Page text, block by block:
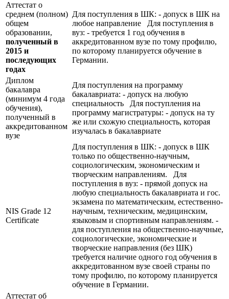
Аттестат о
среднем (полном)
общем
образовании,
полученный в
2015 и
последующих
годах
Для поступления в ШК: - допуск в ШК на
любое направление Для поступления в
вуз: - требуется 1 год обучения в
аккредитованном вузе по тому профилю,
по которому планируется обучение в
Германии.
Диплом
бакалавра
(минимум 4 года
обучения),
полученный в
аккредитованном
вузе
Для поступления на программу
бакалавриата: - допуск на любую
специальность Для поступления на
программу магистратуры: - допуск на ту
же или схожую специальность, которая
изучалась в бакалавриате
NIS Grade 12
Certificate
Для поступления в ШК: - допуск в ШК
только по общественно-научным,
социологическим, экономическим и
творческим направлениям. Для
поступления в вуз: - прямой допуск на
любую специальность бакалавриата и гос.
экзамена по математическим, естественно-
научным, техническим, медицинским,
языковым и спортивным направлениям. -
для поступления на общественно-научные,
социологические, экономические и
творческие направления (без ШК)
требуется наличие одного год обучения в
аккредитованном вузе своей страны по
тому профилю, по которому планируется
обучение в Германии.
Аттестат об